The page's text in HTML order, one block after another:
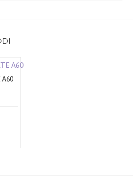
A60